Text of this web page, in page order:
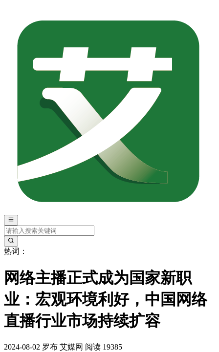
热词：
网络主播正式成为国家新职
业：宏观环境利好，中国网络
直播行业市场持续扩容
2024-08-02 罗布 艾媒网 阅读 19385